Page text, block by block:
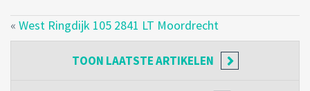
« West Ringdijk 105 2841 LT Moordrecht
TOON LAATSTE ARTIKELEN